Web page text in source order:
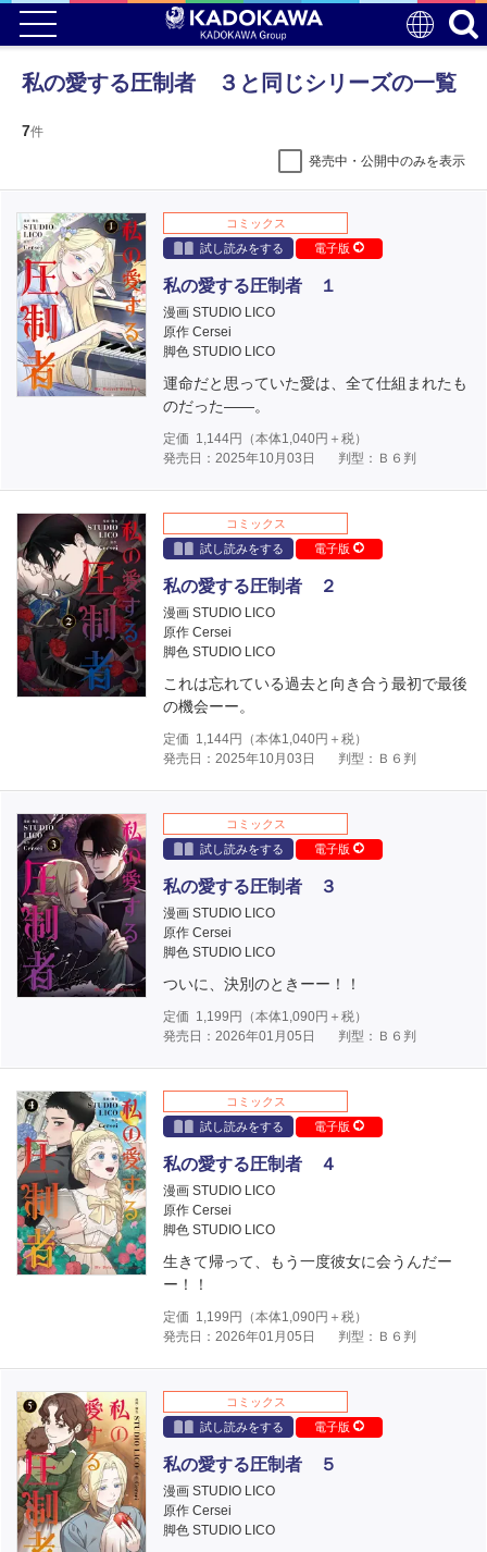
私の愛する圧制者 ３と同じシリーズの一覧
7件
発売中・公開中のみを表示
コミックス
試し読みをする
電子版
私の愛する圧制者 １
漫画 STUDIO LICO
原作 Cersei
脚色 STUDIO LICO
運命だと思っていた愛は、全て仕組まれたも
のだった――。
定価 1,144円（本体1,040円＋税）
発売日：2025年10月03日
判型：Ｂ６判
コミックス
試し読みをする
電子版
私の愛する圧制者 ２
漫画 STUDIO LICO
原作 Cersei
脚色 STUDIO LICO
これは忘れている過去と向き合う最初で最後
の機会ーー。
定価 1,144円（本体1,040円＋税）
発売日：2025年10月03日
判型：Ｂ６判
コミックス
試し読みをする
電子版
私の愛する圧制者 ３
漫画 STUDIO LICO
原作 Cersei
脚色 STUDIO LICO
ついに、決別のときーー！！
定価 1,199 円（本体1,090円＋税）
発売日：2026年01月05日
判型：Ｂ６判
コミックス
試し読みをする
電子版
私の愛する圧制者 ４
漫画 STUDIO LICO
原作 Cersei
脚色 STUDIO LICO
生きて帰って、もう一度彼女に会うんだー
ー！！
定価 1,199 円（本体1,090円＋税）
発売日：2026年01月05日
判型：Ｂ６判
コミックス
試し読みをする
電子版
私の愛する圧制者 ５
漫画 STUDIO LICO
原作 Cersei
脚色 STUDIO LICO